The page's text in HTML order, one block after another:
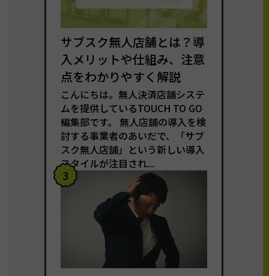
サブスク無人店舗とは？導
入メリットや仕組み、注意
点をわかりやすく解説
こんにちは。無人決済店舗システ
ムを提供しているTOUCH TO GO
編集部です。 無人店舗の導入を検
討する事業者のあいだで、「サブ
スク無人店舗」という新しい導入
スタイルが注目され...
3